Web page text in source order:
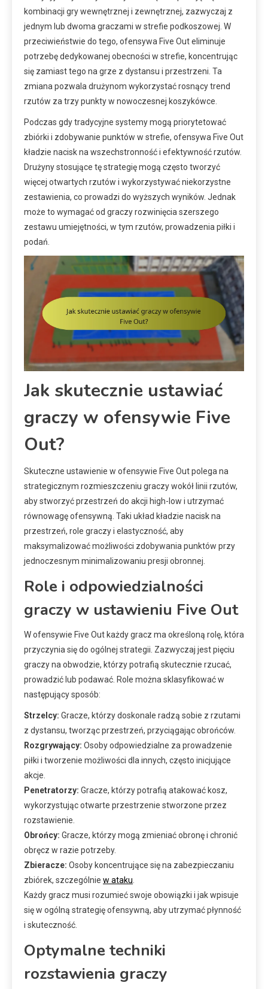
kombinacji gry wewnętrznej i zewnętrznej, zazwyczaj z
jednym lub dwoma graczami w strefie podkoszowej. W
przeciwieństwie do tego, ofensywa Five Out eliminuje
potrzebę dedykowanej obecności w strefie, koncentrując
się zamiast tego na grze z dystansu i przestrzeni. Ta
zmiana pozwala drużynom wykorzystać rosnący trend
rzutów za trzy punkty w nowoczesnej koszykówce.
Podczas gdy tradycyjne systemy mogą priorytetować
zbiórki i zdobywanie punktów w strefie, ofensywa Five Out
kładzie nacisk na wszechstronność i efektywność rzutów.
Drużyny stosujące tę strategię mogą często tworzyć
więcej otwartych rzutów i wykorzystywać niekorzystne
zestawienia, co prowadzi do wyższych wyników. Jednak
może to wymagać od graczy rozwinięcia szerszego
zestawu umiejętności, w tym rzutów, prowadzenia piłki i
podań.
Jak skutecznie ustawiać
graczy w ofensywie Five
Out?
Skuteczne ustawienie w ofensywie Five Out polega na
strategicznym rozmieszczeniu graczy wokół linii rzutów,
aby stworzyć przestrzeń do akcji high-low i utrzymać
równowagę ofensywną. Taki układ kładzie nacisk na
przestrzeń, role graczy i elastyczność, aby
maksymalizować możliwości zdobywania punktów przy
jednoczesnym minimalizowaniu presji obronnej.
Role i odpowiedzialności
graczy w ustawieniu Five Out
W ofensywie Five Out każdy gracz ma określoną rolę, która
przyczynia się do ogólnej strategii. Zazwyczaj jest pięciu
graczy na obwodzie, którzy potrafią skutecznie rzucać,
prowadzić lub podawać. Role można sklasyfikować w
następujący sposób:
Strzelcy: Gracze, którzy doskonale radzą sobie z rzutami
z dystansu, tworząc przestrzeń, przyciągając obrońców.
Rozgrywający: Osoby odpowiedzialne za prowadzenie
piłki i tworzenie możliwości dla innych, często inicjujące
akcje.
Penetratorzy: Gracze, którzy potrafią atakować kosz,
wykorzystując otwarte przestrzenie stworzone przez
rozstawienie.
Obrońcy: Gracze, którzy mogą zmieniać obronę i chronić
obręcz w razie potrzeby.
Zbieracze: Osoby koncentrujące się na zabezpieczaniu
zbiórek, szczególnie w ataku
Każdy gracz musi rozumieć swoje obowiązki i jak wpisuje
się w ogólną strategię ofensywną, aby utrzymać płynność
i skuteczność.
Optymalne techniki
rozstawienia graczy